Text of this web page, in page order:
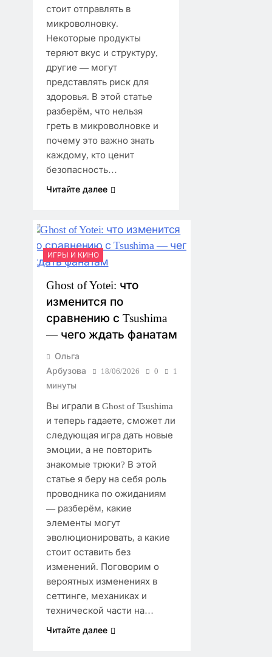
стоит отправлять в
микроволновку.
Некоторые продукты
теряют вкус и структуру,
другие — могут
представлять риск для
здоровья. В этой статье
разберём, что нельзя
греть в микроволновке и
почему это важно знать
каждому, кто ценит
безопасность…
Читайте далее
ИГРЫ И КИНО
Ghost of Yotei: что
изменится по
сравнению с Tsushima
— чего ждать фанатам
Ольга
Арбузова
18/06/2026 0
1
минуты
Вы играли в Ghost of Tsushima
и теперь гадаете, сможет ли
следующая игра дать новые
эмоции, а не повторить
знакомые трюки? В этой
статье я беру на себя роль
проводника по ожиданиям
— разберём, какие
элементы могут
эволюционировать, а какие
стоит оставить без
изменений. Поговорим о
вероятных изменениях в
сеттинге, механиках и
технической части на…
Читайте далее